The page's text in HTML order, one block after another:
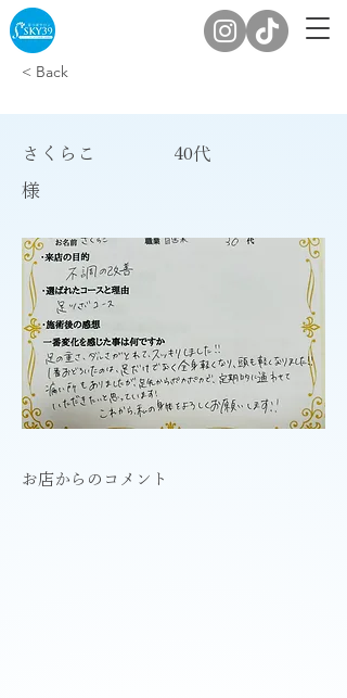
< Back
さくらこ
様
40代
​お店からのコメント